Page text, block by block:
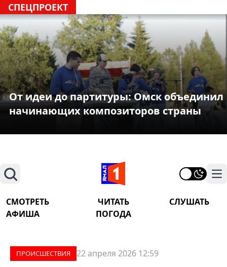
СПЕЦПРОЕКТ
От идеи до партитуры: Омск объединил
начинающих композиторов страны
Поиск
СМОТРЕТЬ ЧИТАТЬ
СЛУШАТЬ
АФИША
ПОГОДА
ПРОИCШЕСТВИЯ 22 апреля 2026 12:59